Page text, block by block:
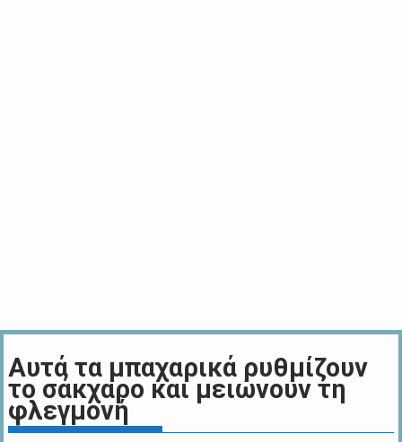
Αυτά τα μπαχαρικά ρυθμίζουν
το σάκχαρο και μειώνουν τη
φλεγμονή